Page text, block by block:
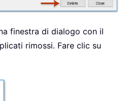
finestra di dialogo con il
rimossi. Fare clic su